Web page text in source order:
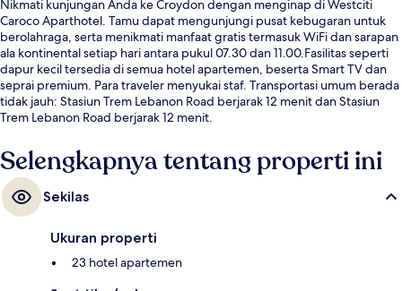
Nikmati kunjungan Anda ke Croydon dengan menginap di Westciti
Caroco Aparthotel. Tamu dapat mengunjungi pusat kebugaran untuk
berolahraga, serta menikmati manfaat gratis termasuk WiFi dan sarapan
ala kontinental setiap hari antara pukul 07.30 dan 11.00.Fasilitas seperti
dapur kecil tersedia di semua hotel apartemen, beserta Smart TV dan
seprai premium. Para traveler menyukai staf. Transportasi umum berada
tidak jauh: Stasiun Trem Lebanon Road berjarak 12 menit dan Stasiun
Trem Lebanon Road berjarak 12 menit.
Selengkapnya tentang properti ini
Sekilas
Ukuran properti
23 hotel apartemen